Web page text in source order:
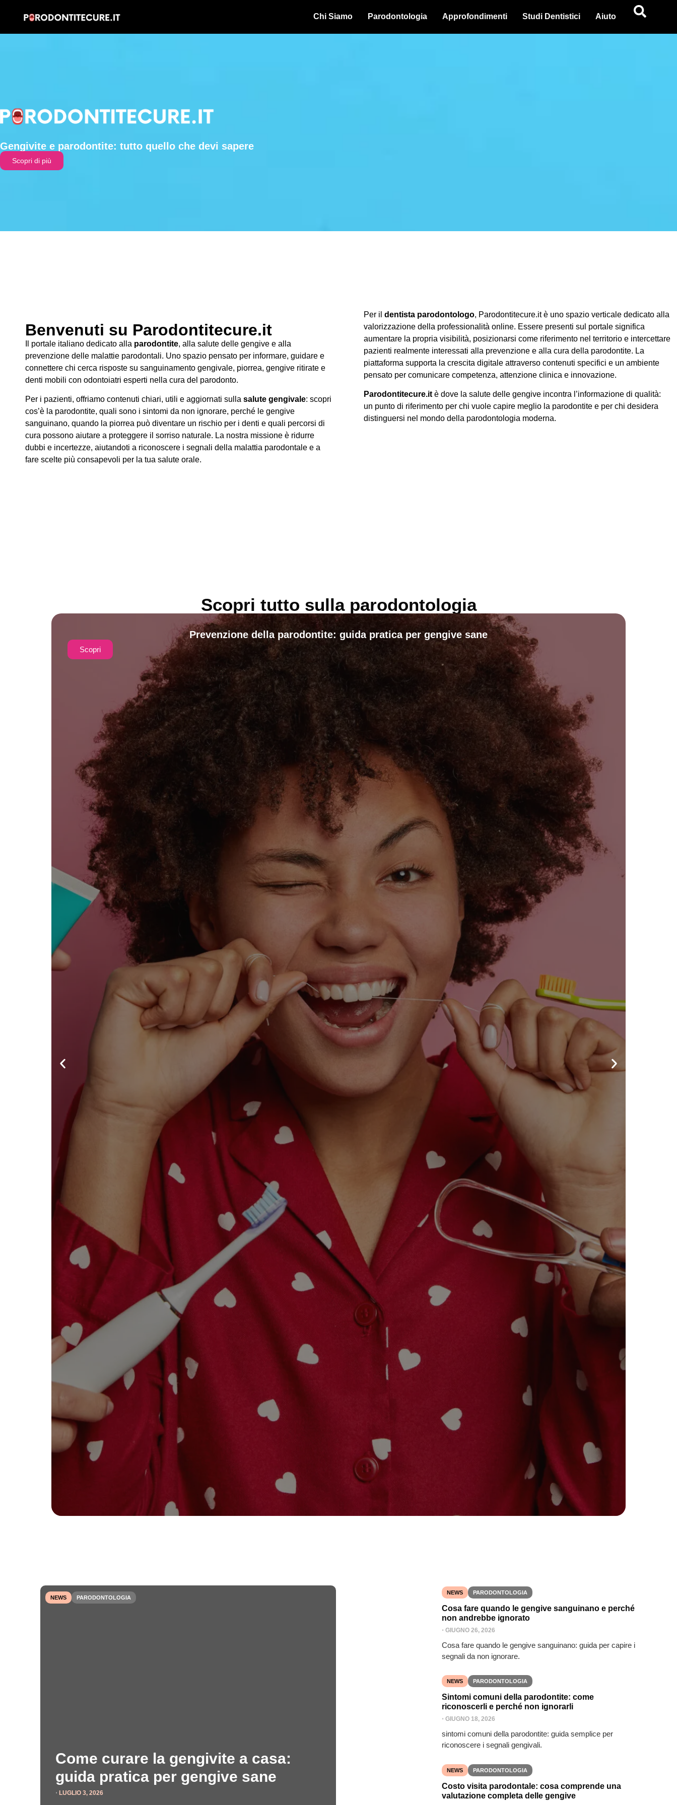
Chi Siamo Parodontologia Approfondimenti Studi Dentistici Aiuto
Gengivite e parodontite: tutto quello che devi sapere
Scopri di più
Benvenuti su Parodontitecure.it
Il portale italiano dedicato alla parodontite, alla salute delle gengive e alla
prevenzione delle malattie parodontali. Uno spazio pensato per informare, guidare e
connettere chi cerca risposte su sanguinamento gengivale, piorrea, gengive ritirate e
denti mobili con odontoiatri esperti nella cura del parodonto.
Per i pazienti, offriamo contenuti chiari, utili e aggiornati sullasalute gengivale: scopri
cos’è la parodontite, quali sono i sintomi da non ignorare, perché le gengive
sanguinano, quando la piorrea può diventare un rischio per i denti e quali percorsi di
cura possono aiutare a proteggere il sorriso naturale. La nostra missione è ridurre
dubbi e incertezze, aiutandoti a riconoscere i segnali della malattia parodontale e a
fare scelte più consapevoli per la tua salute orale.
Per ildentista parodontologo, Parodontitecure.it è uno spazio verticale dedicato alla
valorizzazione della professionalità online. Essere presenti sul portale significa
aumentare la propria visibilità, posizionarsi come riferimento nel territorio e intercettare
pazienti realmente interessati alla prevenzione e alla cura della parodontite. La
piattaforma supporta la crescita digitale attraverso contenuti specifici e un ambiente
pensato per comunicare competenza, attenzione clinica e innovazione.
Parodontitecure.itè dove la salute delle gengive incontra l’informazione di qualità:
un punto di riferimento per chi vuole capire meglio la parodontite e per chi desidera
distinguersi nel mondo della parodontologia moderna.
Scopri tutto sulla parodontologia
Prevenzione della parodontite: guida pratica per gengive sane
Scopri
NEWS PARODONTOLOGIA
Come curare la gengivite a casa:
guida pratica per gengive sane
⋅ LUGLIO 3, 2026
NEWS PARODONTOLOGIA
Cosa fare quando le gengive sanguinano e perché
non andrebbe ignorato
⋅ GIUGNO 26, 2026
Cosa fare quando le gengive sanguinano: guida per capire i
segnali da non ignorare.
NEWS PARODONTOLOGIA
Sintomi comuni della parodontite: come
riconoscerli e perché non ignorarli
⋅ GIUGNO 18, 2026
sintomi comuni della parodontite: guida semplice per
riconoscere i segnali gengivali.
NEWS PARODONTOLOGIA
Costo visita parodontale: cosa comprende una
valutazione completa delle gengive